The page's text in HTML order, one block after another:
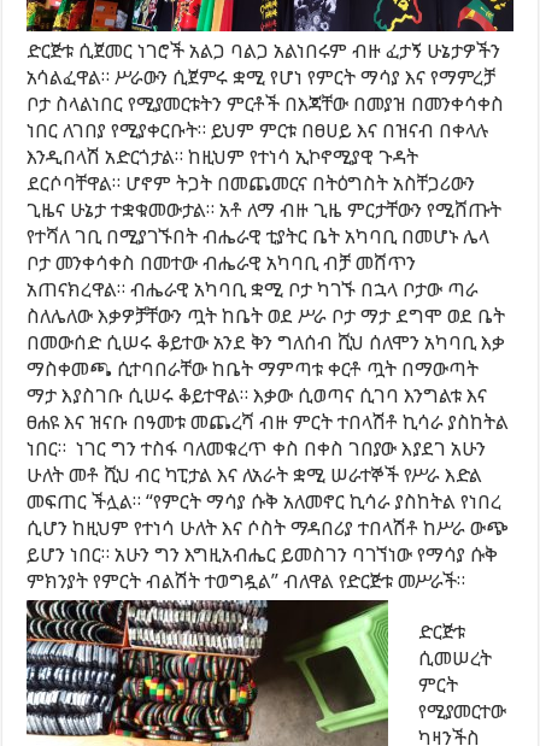
ድርጅቱ ሲጀመር ነገሮች አልጋ ባልጋ አልነበሩም ብዙ ፈታኝ ሁኔታዎችን
አሳልፈዋል። ሥራውን ሲጀምሩ ቋሚ የሆነ የምርት ማሳያ እና የማምረቻ
ቦታ ስላልነበር የሚያመርቱትን ምርቶች በእጃቸው በመያዝ በመንቀሳቀስ
ነበር ለገበያ የሚያቀርቡት። ይህም ምርቱ በፀሀይ እና በዝናብ በቀላሉ
እንዲበላሽ አድርጎታል። ከዚህም የተነሳ ኢኮኖሚያዊ ጉዳት
ደርሶባቸዋል። ሆኖም ትጋት በመጨመርና በትዕግስት አስቸጋሪውን
ጊዜና ሁኔታ ተቋቁመውታል። አቶ ለማ ብዙ ጊዜ ምርታቸውን የሚሸጡት
የተሻለ ገቢ በሚያገኙበት ብሔራዊ ቲያትር ቤት አካባቢ በመሆኑ ሌላ
ቦታ መንቀሳቀስ በመተው ብሔራዊ አካባቢ ብቻ መሸጥን
አጠናክረዋል። ብሔራዊ አካባቢ ቋሚ ቦታ ካገኙ በኋላ ቦታው ጣራ
ስለሌለው እቃዎቻቸውን ጧት ከቤት ወደ ሥራ ቦታ ማታ ደግሞ ወደ ቤት
በመውሰድ ሲሠሩ ቆይተው አንደ ቅን ግለሰብ ሺህ ሰለሞን አካባቢ እቃ
ማስቀመጫ ሲተባበራቸው ከቤት ማምጣቱ ቀርቶ ጧት በማውጣት
ማታ እያስገቡ ሲሠሩ ቆይተዋል። እቃው ሲወጣና ሲገባ እንግልቱ እና
ፀሐዩ እና ዝናቡ በዓመቱ መጨረሻ ብዙ ምርት ተበላሽቶ ኪሳራ ያስከትል
ነበር። ነገር ግን ተስፋ ባለመቁረጥ ቀስ በቀስ ገበያው እያደገ አሁን
ሁለት መቶ ሺህ ብር ካፒታል እና ለአራት ቋሚ ሠራተኞች የሥራ እድል
መፍጠር ችሏል። “የምርት ማሳያ ሱቅ አለመኖር ኪሳራ ያስከትል የነበረ
ሲሆን ከዚህም የተነሳ ሁለት እና ሶስት ማዳበሪያ ተበላሽቶ ከሥራ ውጭ
ይሆን ነበር። አሁን ግን እግዚአብሔር ይመስገን ባገኘነው የማሳያ ሱቅ
ምክንያት የምርት ብልሽት ተወግዷል” ብለዋል የድርጅቱ መሥራች።
ድርጅቱ
ሲመሠረት
ምርት
የሚያመርተው
ካዛንችስ